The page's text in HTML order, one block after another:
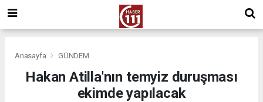
Anasayfa GÜNDEM
Hakan Atilla'nın temyiz duruşması
ekimde yapılacak